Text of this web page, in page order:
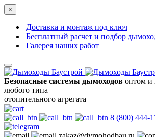
×
Доставка и монтаж под ключ
Бесплатный расчет и подбор
Галерея наших работ
Безопасные системы дымоходов оптом и
любого типа
отопительного агрегата
8 (800) 444-